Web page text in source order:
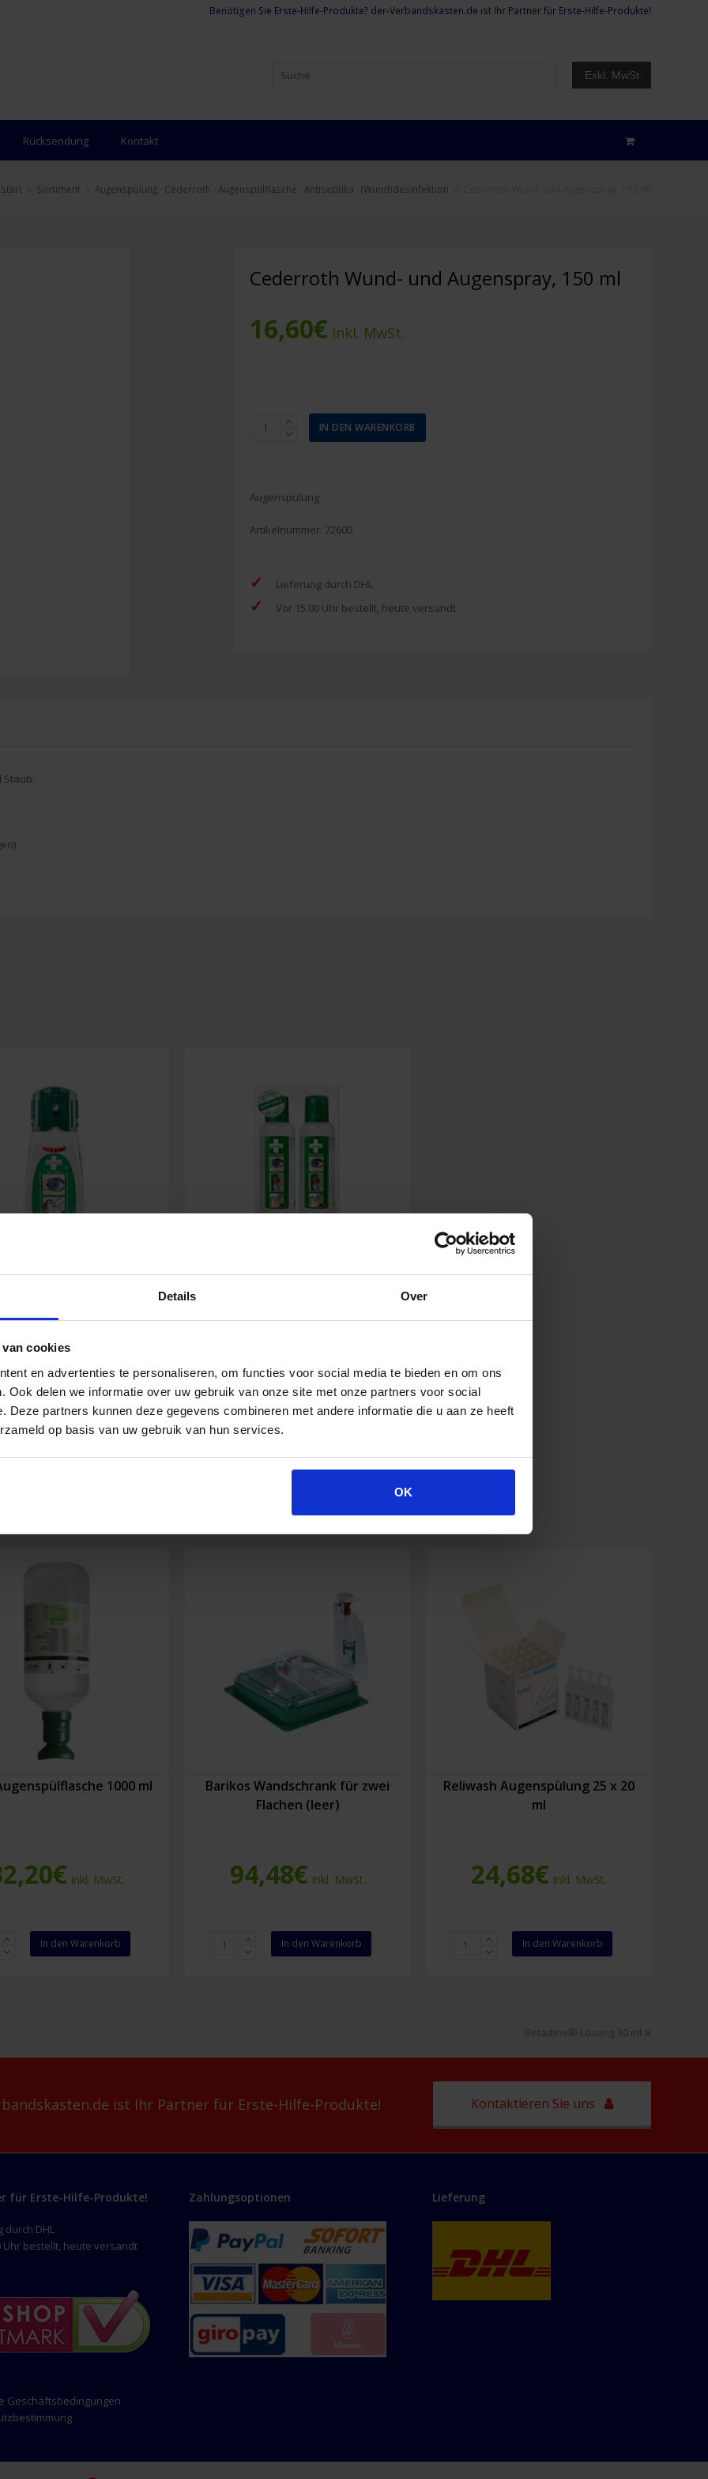
Details Over
cookies
en advertenties te personaliseren, om functies voor social media te bieden en om ons
Ook delen we informatie over uw gebruik van onze site met onze partners voor social
Deze partners kunnen deze gegevens combineren met andere informatie die u aan ze heeft
op basis van uw gebruik van hun services.
OK
Benötigen Sie Erste-Hilfe-Produkte? der-Verbandskasten.de ist Ihr Partner für Erste-Hilfe-Produkte!
Exkl. MwSt.
Rücksendung Kontakt
Start Sortiment Augenspülung Cederroth Augenspülflasche Antiseptika (Wund)desinfektion
Cederroth Wund- und Augenspray, 150 ml
16,60€ Inkl. MwSt.
Cederroth
ml
IN DEN WARENKORB
Augenspülung
Artikelnummer: 72600
✓ Lieferung durch DHL
✓ Vor 15.00 Uhr bestellt, heute versandt
Staub.
€Inkl. MwSt. 42,53€Inkl. MwSt.
Cederroth
Menge
1000 ml
€ Inkl. MwSt.
In den Warenkorb
Barikos Wandschrank für zwei
Flachen (leer)
94,48€ Inkl. MwSt.
Barikos
Wandschrank
In den Warenkorb
Reliwash Augenspülung 25 x 20
ml
24,68€ Inkl. MwSt.
Reliwash
Augenspülung
In den Warenkorb
Nächster
Betadine® Lösung 30 ml
ist Ihr Partner für Erste-Hilfe-Produkte! Kontaktieren Sie uns
für Erste-Hilfe-Produkte!
durch DHL
Uhr bestellt, heute versandt
Geschäftsbedingungen
Zahlungsoptionen Lieferung